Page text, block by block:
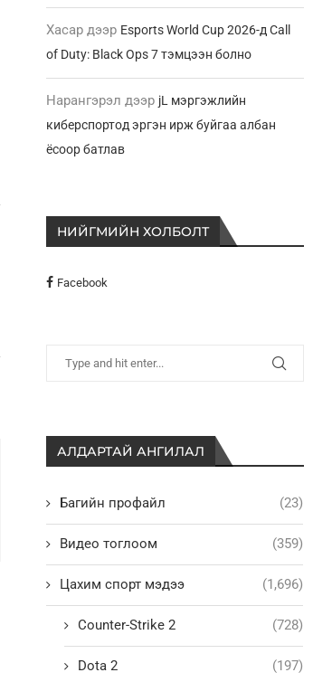
Хасар дээр Esports World Cup 2026-д Call
of Duty: Black Ops 7 тэмцээн болно
Нарангэрэл дээр jL мэргэжлийн
киберспортод эргэн ирж буйгаа албан
ёсоор батлав
НИЙГМИЙН ХОЛБОЛТ
Facebook
АЛДАРТАЙ АНГИЛАЛ
Багийн профайл (23)
Видео тоглоом (359)
Цахим спорт мэдээ (1,696)
Counter-Strike 2 (728)
Dota 2 (197)